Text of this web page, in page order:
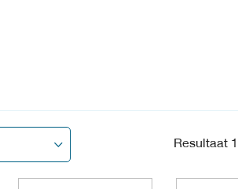
Resultaat